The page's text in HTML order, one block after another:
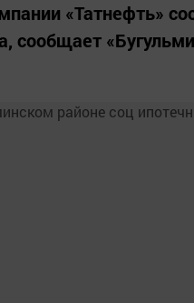
«Татнефть»
сообщает